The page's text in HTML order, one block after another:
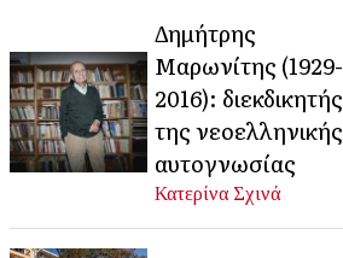
Δημήτρης
Μαρωνίτης (1929-
2016): διεκδικητής
της νεοελληνικής
αυτογνωσίας
Κατερίνα Σχινά